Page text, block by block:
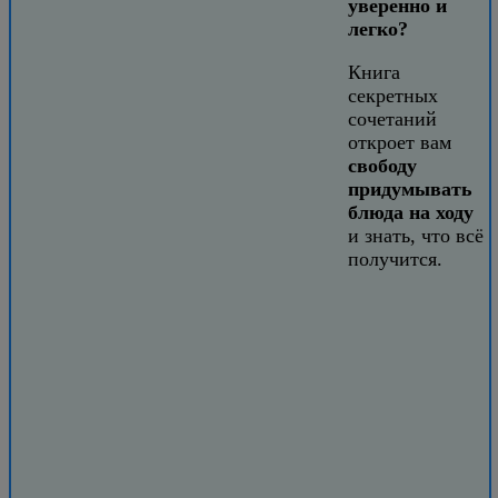
уверенно и
легко?
Книга
секретных
сочетаний
откроет вам
свободу
придумывать
блюда на ходу
и знать, что всё
получится.